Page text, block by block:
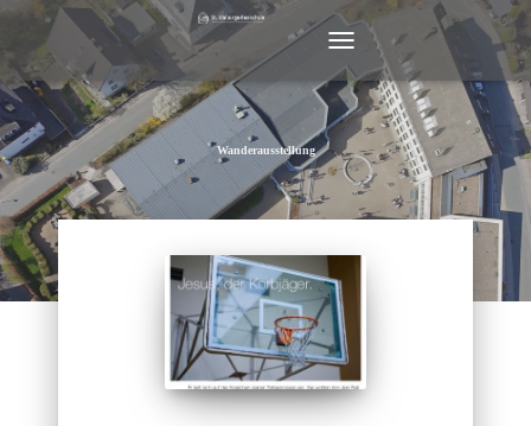
NAVIGATION
UMSCHALTEN
Wanderausstellung